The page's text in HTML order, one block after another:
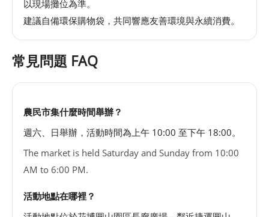
以現場攤位為準。
建議自備環保購物袋，共同響應友善環境與永續消費。
常見問題 FAQ
農民市集什麼時間舉辦？
週六、日舉辦，活動時間為上午 10:00 至下午 18:00。
The market is held Saturday and Sunday from 10:00
AM to 6:00 PM.
活動地點在哪裡？